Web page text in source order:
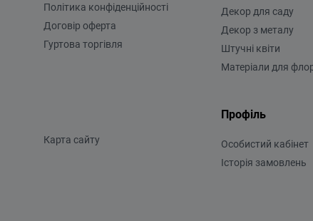
Політика конфіденційності
Договір оферта
Гуртова торгівля
Декор для саду
Декор з металу
Штучні квіти
Матеріали для
Карта сайту
Профіль
Особистий кабінет
Історія замовлень